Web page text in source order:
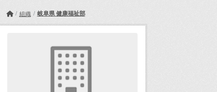
組織 岐阜県 健康福祉部